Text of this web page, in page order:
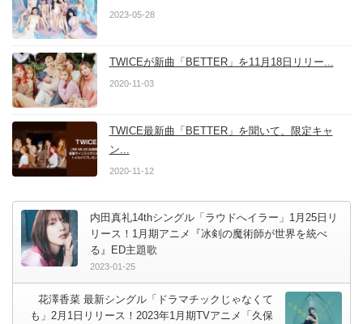
2023-05-28
TWICEが新曲「BETTER」を11月18日リリー...
2020-11-03
TWICE最新曲「BETTER」を聞いて、限定キャ
ン...
2020-11-12
内田真礼14thシングル「ラウドへイラー」1月25日リ
リース！1月期アニメ『冰剣の魔術師が世界を統べ
る』ED主題歌
2023-01-25
花澤香菜 最新シングル「ドラマチックじゃなくて
も」2月1日リリース！2023年1月期TVアニメ「久保